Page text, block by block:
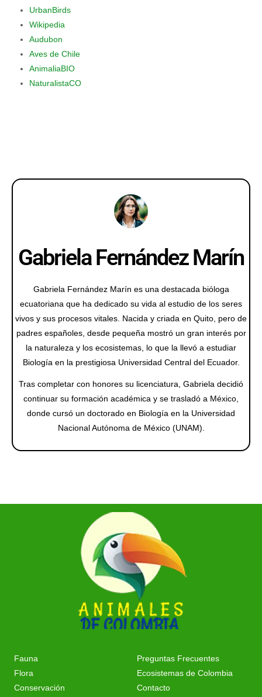
UrbanBirds
Wikipedia
Audubon
Aves de Chile
AnimaliaBIO
NaturalistaCO
Gabriela Fernández Marín
Gabriela Fernández Marín es una destacada bióloga
ecuatoriana que ha dedicado su vida al estudio de los seres
vivos y sus procesos vitales. Nacida y criada en Quito, pero de
padres españoles, desde pequeña mostró un gran interés por
la naturaleza y los ecosistemas, lo que la llevó a estudiar
Biología en la prestigiosa Universidad Central del Ecuador.
Tras completar con honores su licenciatura, Gabriela decidió
continuar su formación académica y se trasladó a México,
donde cursó un doctorado en Biología en la Universidad
Nacional Autónoma de México (UNAM).
Fauna
Flora
Conservación
Preguntas Frecuentes
Ecosistemas de Colombia
Contacto